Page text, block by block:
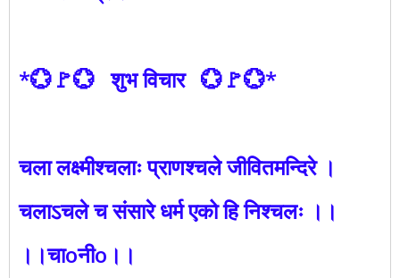
*💮🚩💮 शुभ विचार 💮🚩💮*
चला लक्ष्मीश्चलाः प्राणश्चले जीवितमन्दिरे ।
चलाऽचले च संसारे धर्म एको हि निश्चलः ।।
।।चाoनीo।।